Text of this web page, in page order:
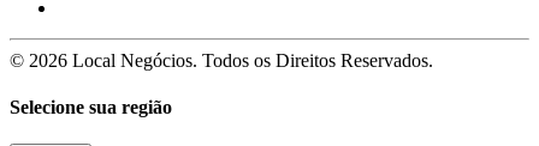
© 2026 Local Negócios. Todos os Direitos Reservados.
Selecione sua região